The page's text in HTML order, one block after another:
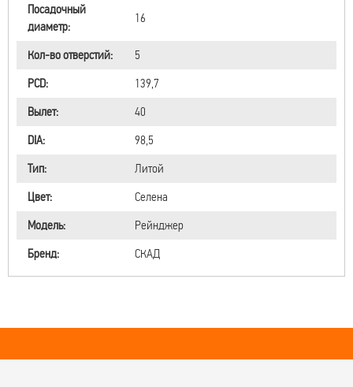
Посадочный
диаметр:
16
Кол-во отверстий:
5
PCD:
139,7
Вылет:
40
DIA:
98,5
Тип:
Литой
Цвет:
Селена
Модель:
Рейнджер
Бренд:
СКАД